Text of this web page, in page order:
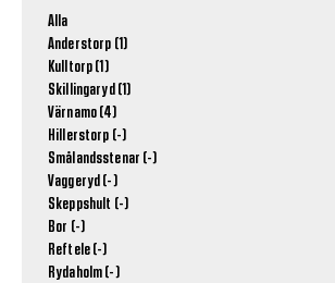
Alla
Anderstorp (1)
Kulltorp (1)
Skillingaryd (1)
Värnamo (4)
Hillerstorp (-)
Smålandsstenar (-)
Vaggeryd (-)
Skeppshult (-)
Bor (-)
Reftele (-)
Rydaholm (-)